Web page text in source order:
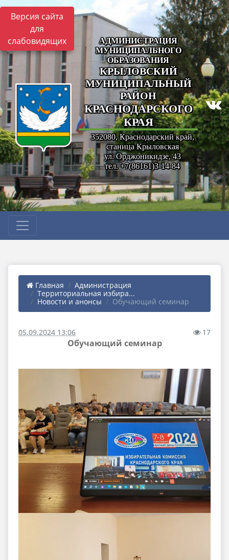
Версия сайта
для
слабовидящих
АДМИНИСТРАЦИЯ
МУНИЦИПАЛЬНОГО
ОБРАЗОВАНИЯ
КРЫЛОВСКИЙ
МУНИЦИПАЛЬНЫЙ
РАЙОН
КРАСНОДАРСКОГО
КРАЯ
352080, Краснодарский край,
станица Крыловская
ул. Орджоникидзе, 43
тел. +7(86161)3-14-84
Главная
Администрация
Территориальная избира...
Новости и анонсы
Обучающий семинар
05.09.2024 13:06 17
Обучающий семинар